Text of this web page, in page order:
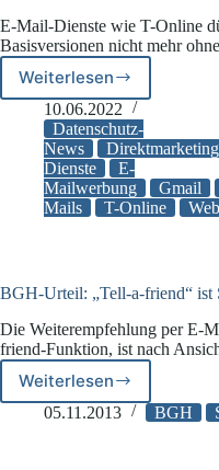
E-Mail-Dienste wie T-Online
Basisversionen nicht mehr
WeiterlesenBundesgerichtshof:
Unerwünschte
Inbox-
Werbung
ist
rechtswidrig
10.06.2022
Datenschutz-
News
Direktmarketing
Dienste
E-
Mailwerbung
Gmail
Mails
T-Online
BGH-Urteil: „Tell-a-friend“ ist
Die Weiterempfehlung per E-
friend-Funktion, ist nach
Weiterlesen
BGH-
Urteil:
05.11.2013 BGH